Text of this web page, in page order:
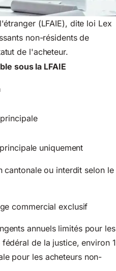
(LFAIE), dite loi Lex
non-résidents de
de l'acheteur.
sous la LFAIE
uniquement
cantonale ou interdit selon le
commercial exclusif
annuels limités pour les
de la justice, environ 1
pour les acheteurs non-